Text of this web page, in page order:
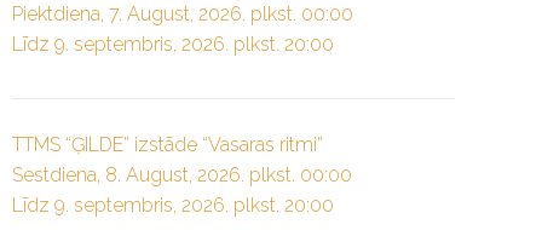
Piektdiena, 7. August, 2026. plkst. 00:00
Līdz 9. septembris, 2026. plkst. 20:00
TTMS “ĢILDE” izstāde “Vasaras ritmi”
Sestdiena, 8. August, 2026. plkst. 00:00
Līdz 9. septembris, 2026. plkst. 20:00